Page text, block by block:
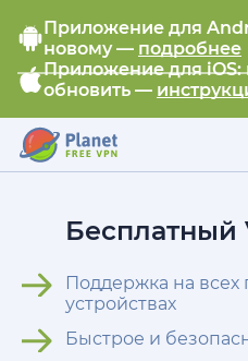
Приложение для
новому — подробнее
Приложение для iOS:
обновить —
Бесплатный
Поддержка на
устройствах
Быстрое и